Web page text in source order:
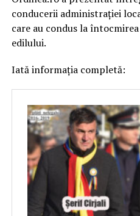
conducerii administrației
care au condus la
edilului.
Iată informația completă: